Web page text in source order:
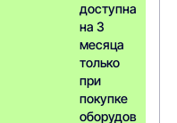
доступна
на 3
месяца
только
при
покупке
оборудов